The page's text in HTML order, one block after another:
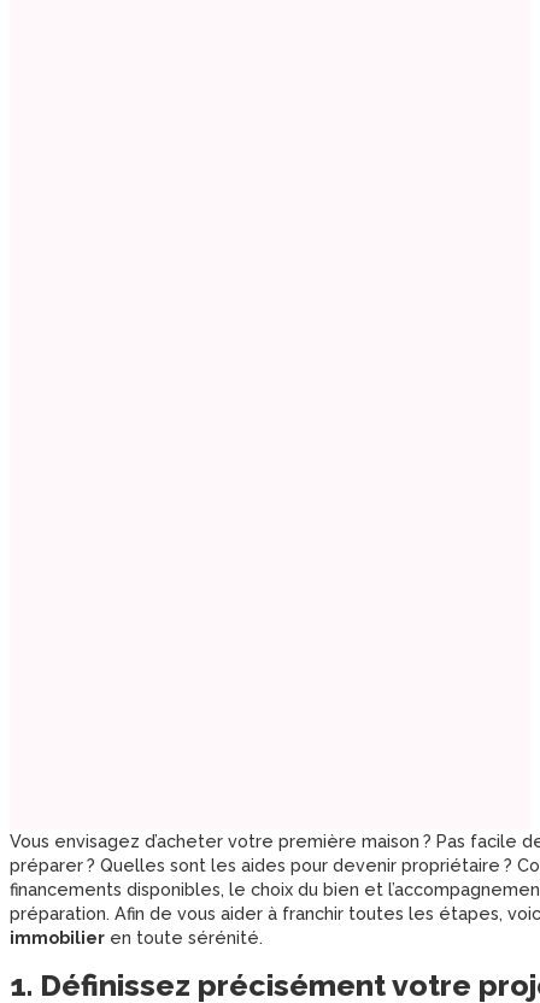
Vous envisagez d’acheter votre première maison ? Pas facile
préparer ? Quelles sont les aides pour devenir propriétaire ?
financements disponibles, le choix du bien et
préparation. Afin de vous aider à franchir toutes les étapes,
immobilier en toute sérénité.
1. Définissez précisément votre